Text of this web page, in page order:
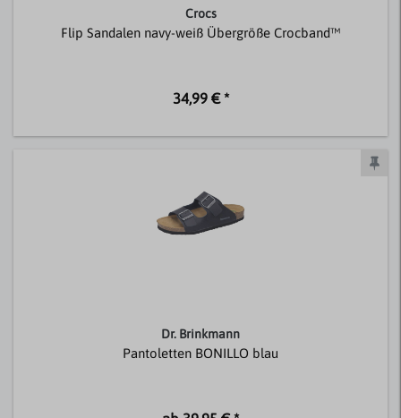
Crocs
Flip Sandalen navy-weiß Übergröße Crocband™
34,99 € *
Dr. Brinkmann
Pantoletten BONILLO blau